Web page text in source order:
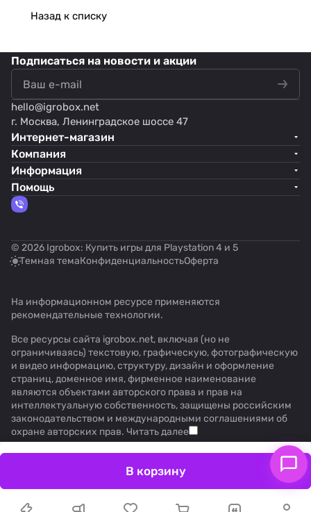
Назад к списку
В корзину
Подписаться на новости и акции
hello@igrobox.net
г. Москва, Ленинградское шоссе 47
Интернет-магазин
Компания
Информация
Помощь
© 2026 Igrobox: Купить игры для Playstation 4 и 5
Темная темаКонфиденциальностьОферта
На информационном ресурсе применяются
рекомендательные технологии.
Все ресурсы сайта igrobox.net, включая (но не
ограничиваясь) текстовую, графическую, фотографическую
и видео информацию, структуру, дизайн и оформление
страниц, доменное имя, фирменное наименование
являются объектами авторского права и прав на
интеллектуальную собственность, защищены российским
законодательством и международными соглашениями об
охране авторских прав. Читать далее